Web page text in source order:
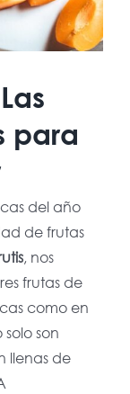
para
del año
de frutas
, nos
frutas de
como en
son
llenas de